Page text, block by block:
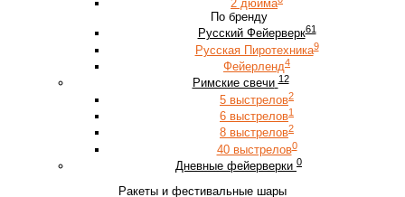
2 дюйма
По бренду
Русский Фейерверк61
Русская Пиротехника9
Фейерленд4
Римские свечи 12
5 выстрелов2
6 выстрелов1
8 выстрелов2
40 выстрелов0
Дневные фейерверки 0
Ракеты и фестивальные шары